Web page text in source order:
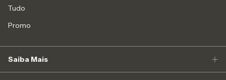
Tudo
Promo
Saiba Mais